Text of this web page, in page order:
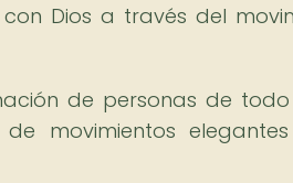
Dios a través del
de personas de todo
movimientos